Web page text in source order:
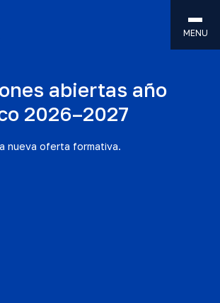
MENU
interdisciplinario
de Entornos
Desarrollo Humano